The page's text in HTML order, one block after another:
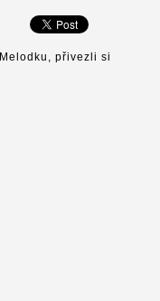
přivezli si